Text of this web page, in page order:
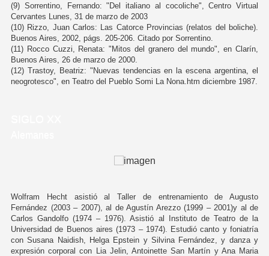
(9) Sorrentino, Fernando: "Del italiano al cocoliche", Centro Virtual
Cervantes Lunes, 31 de marzo de 2003
(10) Rizzo, Juan Carlos: Las Catorce Provincias (relatos del boliche).
Buenos Aires, 2002, págs. 205-206. Citado por Sorrentino.
(11) Rocco Cuzzi, Renata: "Mitos del granero del mundo", en Clarín,
Buenos Aires, 26 de marzo de 2000.
(12) Trastoy, Beatriz: "Nuevas tendencias en la escena argentina, el
neogrotesco", en Teatro del Pueblo Somi La Nona.htm diciembre 1987.
Wolfram Hecht asistió al Taller de entrenamiento de Augusto
Fernández (2003 – 2007), al de Agustín Arezzo (1999 – 2001)y al de
Carlos Gandolfo (1974 – 1976). Asistió al Instituto de Teatro de la
Universidad de Buenos aires (1973 – 1974). Estudió canto y foniatría
con Susana Naidish, Helga Epstein y Silvina Fernández, y danza y
expresión corporal con Lia Jelin, Antoinette San Martín y Ana Maria